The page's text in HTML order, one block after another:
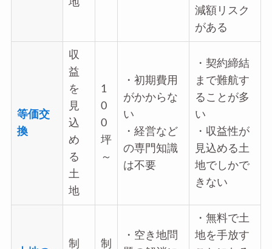
地
減額リスク
がある
等価交
換
収
益
を
見
込
め
る
土
地
1
0
0
坪
～
・初期費用
がかからな
い
・経営など
の専門知識
は不要
・契約締結
まで難航す
ることが多
い
・収益性が
見込める土
地でしかで
きない
制
制
・空き地問
・無料で土
地を手放す